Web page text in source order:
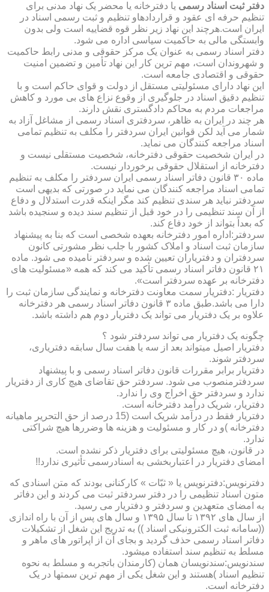
دفتر ثبت اسناد رسمی یا دفترخانه یا محضر یک نهاد مدنی برای
تنظیم حرفه ای عقود و قراردادهاو تنظیم و ثبت رسمی اسناد در
ایران است.هرچند این نهاد زیر نظر قوه قضاییه است ولی بدون
وابستگی مالی به حاکمیت سیاسی اداره می شود.
دفتر اسناد رسمی به عنوان یک مرکز حقوقی و مدنی رابط حاکمیت
و شهروندان است، مهم ترین کار این نهاد تأمین و تضمین امنیت
حقوقی و اقتصادی جامعه است.
این نهاد دارای مسئولیتی مستقل از دولت و قوای حاکم است و با
تنظیم دقیق اسناد در جلوگیری از وقوع نزاع های بی مورد و کاهش
مراجعات مردم به محاکم دادگستری نقش دارند.
هر چند در ایران به ظاهر، سردفتری اسناد رسمی از مشاغل آزاد به
شمار می آید لکن قوانین ایران سردفتر را مکلف به تنظیم تمامی
اسناد مراجعه کنندگان می نماید.
در ایران شخصیت حقوقی دفترخانه، شخصیت مستقلی نیست و
دفترخانه از استقلال حقوقی برخوردار نیست.
ماده ۳۰ قانون دفاتر اسناد رسمی ایران سردفتر را مکلف به تنظیم
تمامی اسناد مراجعه کنندگان می نماید در صورتی که بدیهی است
سردفتر نباید هر سندی تنظیم کند مگر اینکه قدرت استدلال و دفاع
از آن سند تنظیمی را در خود قبل از تنظیم سند دیده و سنجیده باشد
که بعداً بتواند از خود دفاع کند.
سردفتر:اداره امور دفترخانه بعهده شخصی است که بنا به پیشنهاد
سازمان ثبت اسناد و املاک کشور با جلب نظر مشورتی کانون
سردفتران و دفتریاران تعیین شده و سردفتر نامیده می شود. ماده
۲۱ قانون دفاتر اسناد رسمی تأکید می کند که همه «مسئولیت های
دفترخانه بر عهده سردفتر است».
دفتریار :دفتریار سمت معاونت دفترخانه و نمایندگی سازمان ثبت را
دارا می باشد.طبق ماده ۳ قانون دفاتر اسناد رسمی هر دفترخانه
علاوه بر یک دفتریار می تواند یک دفتریار دوم هم داشته باشد.
چگونه یک دفتریار می تواند سردفتر شود ؟
دفتریار اصیل میتواند بعد از سه یا هفت سال سابقه دفتریاری،
سردفتر شوند.
دفتریار برابر مقررات قانون دفاتر اسناد رسمی و با پیشنهاد
سردفترمنصوب می شود. سردفتر حق تقاضای هیچ کاری از دفتریار
ندارد و سردفتر حق اخراج وی را ندارد.
دفتریار، شریک درآمد دفترخانه است.
دفتریار فقط در درآمد شریک است (15 درصد از حق التحریر ماهیانه
دفترخانه )و در کار و مسئولیت و هزینه ها وضررها هیچ شراکتی
ندارد.
در قانون، هیچ مسئولیتی برای دفتریار ذکر نشده است.
امضای دفتریار در اعتباربخشی به اسنادرسمی تأثیری ندارد!!
دفترنویس:دفترنویس یا « ثبّات » کارکنانی بودند که متن اسنادی که
متون اسناد تنظیمی را در دفتر سردفتر ثبت می کردند و این دفاتر
به امضای متعهدین و سردفتر و دفتریار می رسید.
از سال های ۱۳۹۲ تا سال ۱۳۹۵ و سال های پس از آن با راه اندازی
((سامانه ثبت الکترونیکی اسناد )) به تدریج این شغل از تشکیلات
دفاتر اسناد رسمی حذف گردید و بجای آن از اپراتور های ماهر و
مسلط به تنظیم سند استفاده میشود.
سندنویس:سندنویسان همان (کارمندان باتجربه و مسلط به نحوه
تنظیم اسناد )هستند و این شغل یکی از مهم ترین سمتها در یک
دفترخانه است.